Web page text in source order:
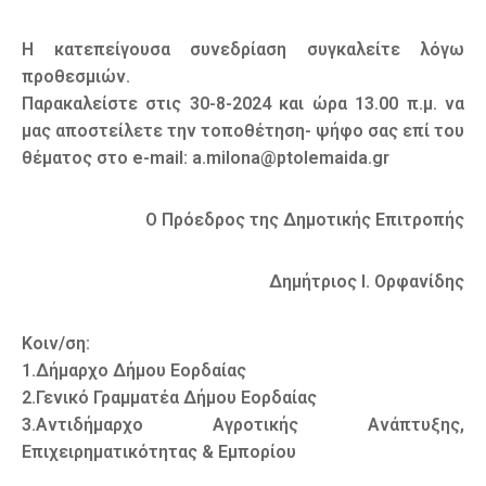
Η κατεπείγουσα συνεδρίαση συγκαλείτε λόγω
προθεσμιών.
Παρακαλείστε στις 30-8-2024 και ώρα 13.00 π.μ. να
μας αποστείλετε την τοποθέτηση- ψήφο σας επί του
θέματος στο e-mail: a.milona@ptolemaida.gr
Ο Πρόεδρος της Δημοτικής Επιτροπής
Δημήτριος Ι. Ορφανίδης
Κοιν/ση:
1.Δήμαρχο Δήμου Εορδαίας
2.Γενικό Γραμματέα Δήμου Εορδαίας
3.Αντιδήμαρχο Αγροτικής Ανάπτυξης,
Επιχειρηματικότητας & Εμπορίου